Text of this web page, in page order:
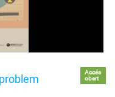
Accés
obert